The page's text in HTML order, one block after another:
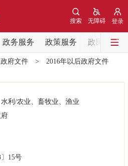
登录
无障碍
搜索
政务服务 政策服务 政民互动
国务院信息 中央部委动态
政府文件> 2016年以后政府文件
利/农业、畜牧业、渔业
15号